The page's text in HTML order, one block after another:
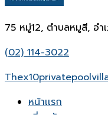
75 หมู่12, ตำบลหมูสี, อ
(02) 114-3022
หน้าเเรก